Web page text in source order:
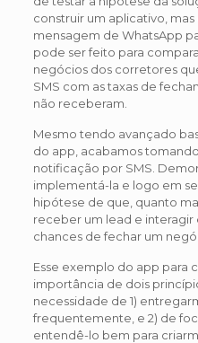
construir um aplicativo, mas
mensagem de WhatsApp
pode ser feito para
negócios dos corretores
SMS com as taxas de
não receberam.
Mesmo tendo avançado
do app, acabamos
notificação por SMS.
implementá-la e logo em
hipótese de que, quanto
receber um lead e interagir
chances de fechar um
Esse exemplo do app para
importância de dois
necessidade de 1)
frequentemente, e 2) de
entendê-lo bem para